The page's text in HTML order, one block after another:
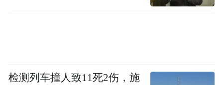
检测列车撞人致11死2伤，施